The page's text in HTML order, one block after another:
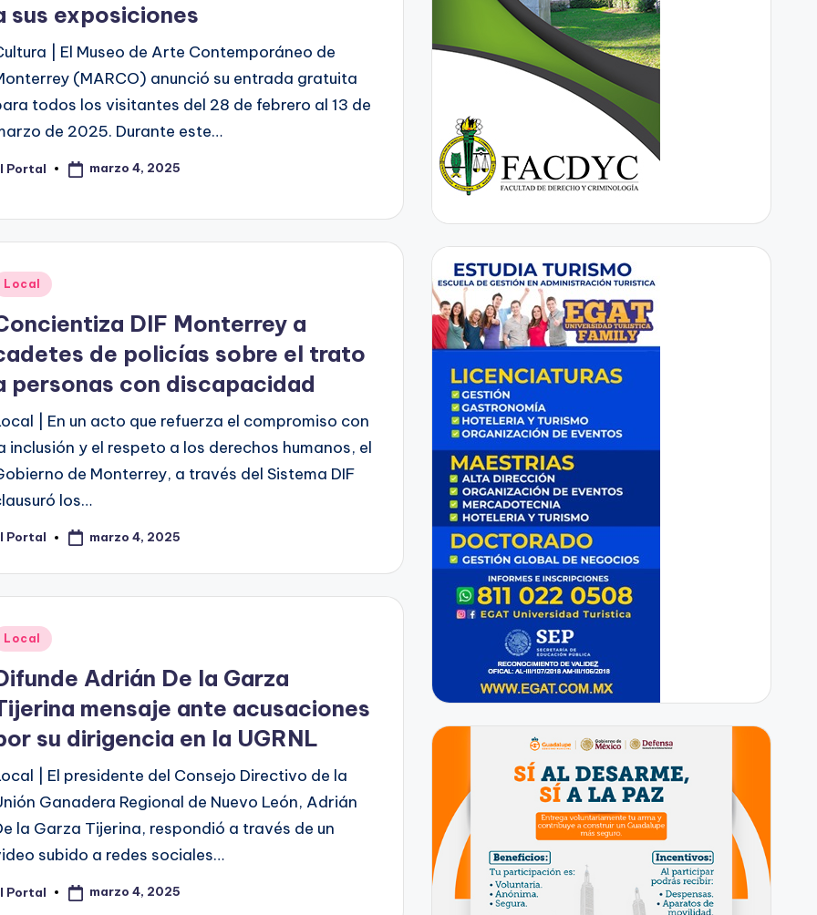
sus exposiciones
| El Museo de Arte Contemporáneo de
(MARCO) anunció su entrada gratuita
todos los visitantes del 28 de febrero al 13 de
de 2025. Durante este…
Portal marzo 4, 2025
Local
DIF Monterrey a
de policías sobre el trato
personas con discapacidad
| En un acto que refuerza el compromiso con
inclusión y el respeto a los derechos humanos, el
de Monterrey, a través del Sistema DIF
los…
Portal marzo 4, 2025
Local
Adrián De la Garza
mensaje ante acusaciones
su dirigencia en la UGRNL
| El presidente del Consejo Directivo de la
Ganadera Regional de Nuevo León, Adrián
la Garza Tijerina, respondió a través de un
subido a redes sociales…
Portal marzo 4, 2025